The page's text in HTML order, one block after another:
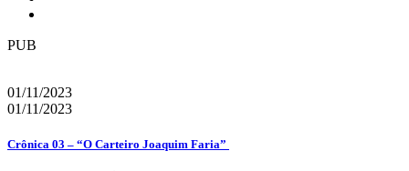
PUB
01/11/2023
01/11/2023
Crônica 03 – “O Carteiro Joaquim Faria”